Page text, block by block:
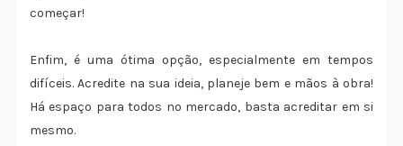
começar!
Enfim, é uma ótima opção, especialmente em tempos
difíceis. Acredite na sua ideia, planeje bem e mãos à obra!
Há espaço para todos no mercado, basta acreditar em si
mesmo.